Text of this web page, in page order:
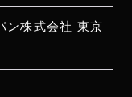
ン株式会社 東京